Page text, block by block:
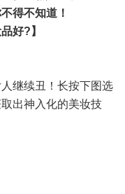
得不知道！
好?】
继续丑！长按下图选
出神入化的美妆技